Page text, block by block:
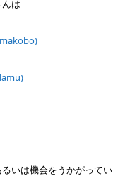
は
いは機会をうかがってい